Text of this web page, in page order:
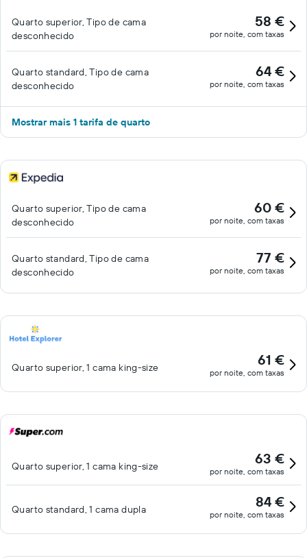
Quarto superior, Tipo de cama
desconhecido
58 €
por noite, com taxas
Quarto standard, Tipo de cama
desconhecido
64 €
por noite, com taxas
Mostrar mais 1 tarifa de quarto
Quarto superior, Tipo de cama
desconhecido
60 €
por noite, com taxas
Quarto standard, Tipo de cama
desconhecido
77 €
por noite, com taxas
Quarto superior, 1 cama king-size 61 €
por noite, com taxas
Quarto superior, 1 cama king-size 63 €
por noite, com taxas
Quarto standard, 1 cama dupla 84 €
por noite, com taxas